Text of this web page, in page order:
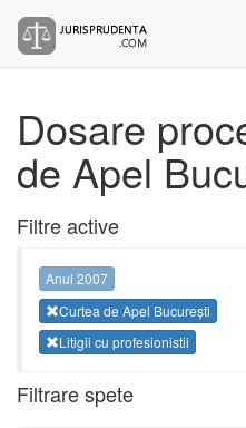
Dosare
de Apel
Filtre active
Anul 2007
Curtea de Apel București
Litigii cu profesionistii
Filtrare spete